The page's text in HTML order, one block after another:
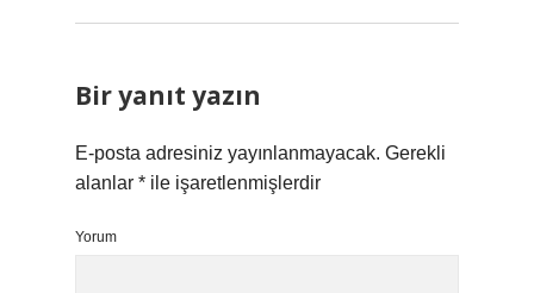
Bir yanıt yazın
E-posta adresiniz yayınlanmayacak. Gerekli
alanlar * ile işaretlenmişlerdir
Yorum